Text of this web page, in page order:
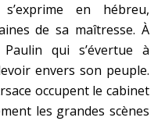
en hébreu,
de sa maîtresse. À
qui s’évertue à
envers son peuple.
occupent le cabinet
les grandes scènes